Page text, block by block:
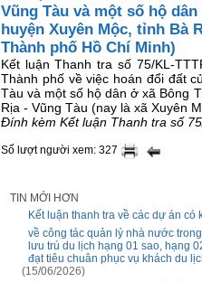
Vũng Tàu và một số hộ
huyện Xuyên Mộc, tỉnh Bà
Thành phố Hồ Chí Minh)
Kết luận Thanh tra số 75/KL-
Thành phố về việc hoán đổi đất
Tàu và một số hộ dân ở xã Bông
Rịa - Vũng Tàu (nay là xã Xuyên
Đính kèm Kết luận Thanh tra số
Số lượt người xem: 327
TIN MỚI HƠN
Kết luận thanh tra về các dự án
về công tác quản lý nhà nước
lưu trú du lịch hạng 01 sao, hạng
đạt tiêu chuân phục vụ khách du
(15/06/2026)